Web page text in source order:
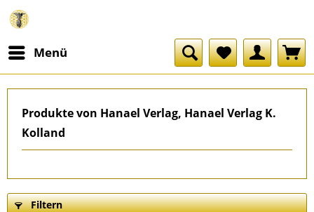
Menü
Produkte von Hanael Verlag, Hanael Verlag K.
Kolland
Filtern